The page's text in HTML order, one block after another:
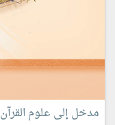
مدخل إلى علوم القرآن